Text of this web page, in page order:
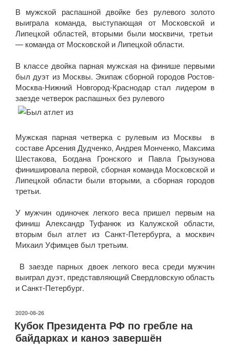
В мужской распашной двойке без рулевого золото
выиграла команда, выступающая от Московской и
Липецкой областей, вторыми были москвичи, третьи
— команда от Московской и Липецкой области.
В классе двойка парная мужская на финише первыми
был дуэт из Москвы. Экипаж сборной городов Ростов-
Москва-Нижний Новгород-Краснодар стал лидером в
заезде четверок распашных без рулевого
Мужская парная четверка с рулевым из Москвы в
составе Арсения Дудченко, Андрея Монченко, Максима
Шестакова, Богдана Гронского и Павла Грызунова
финишировала первой, сборная команда Московской и
Липецкой области были вторыми, а сборная городов
третьи.
У мужчин одиночек легкого веса пришел первым на
финиш Александр Туфанюк из Калужской области,
вторым был атлет из Санкт-Петербурга, а москвич
Михаил Уфимцев был третьим.
В заезде парных двоек легкого веса среди мужчин
выиграл дуэт, представляющий Свердловскую область
и Санкт-Петербург.
ОПУБЛИКОВАНО
2020-08-26
Кубок Президента РФ по гребле на
байдарках и каноэ завершён